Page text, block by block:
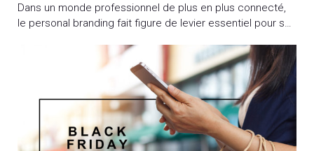
Dans un monde professionnel de plus en plus connecté,
le personal branding fait figure de levier essentiel pour se
transformer votre expertise en une marque personnelle,
rapidement identifiable, et ainsi renforcer votre visibilité et
votre crédibilité. Identifier ses forces, définir des cibles,
se fixer des objectifs, choisir […]